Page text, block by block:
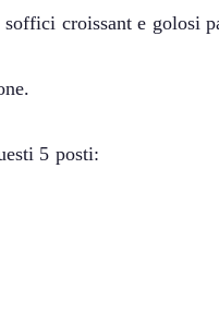
croissant e golosi
5 posti: